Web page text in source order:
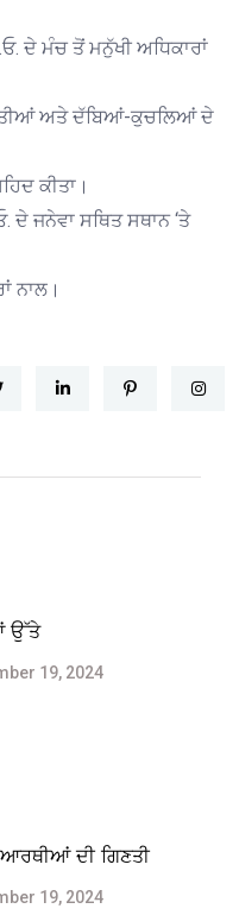
ਦੇ ਮੰਚ ਤੋਂ ਮਨੁੱਖੀ ਅਧਿਕਾਰਾਂ
ਅਤੇ ਦੱਬਿਆਂ-ਕੁਚਲਿਆਂ ਦੇ
ਕੀਤਾ।
ਦੇ ਜਨੇਵਾ ਸਥਿਤ ਸਥਾਨ ‘ਤੇ
ਨਾਲ।
ਉੱਤੇ
19, 2024
ਦੀ ਗਿਣਤੀ
19, 2024